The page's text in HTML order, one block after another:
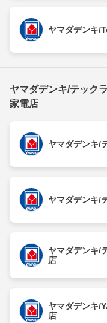
ヤマダデンキ/
ヤマダデンキ/テック
家電店
ヤマダデンキ/
ヤマダデンキ/
ヤマダデンキ/
店
ヤマダデンキ/
店